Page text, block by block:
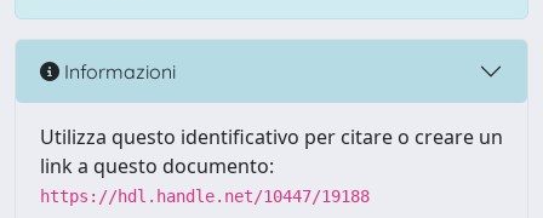
Informazioni
Utilizza questo identificativo per citare o creare un
link a questo documento:
https://hdl.handle.net/10447/19188